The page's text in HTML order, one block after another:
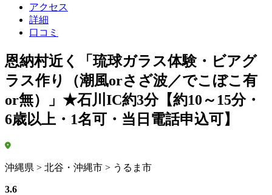
アクセス
詳細
口コミ
恩納村近く「琉球ガラス体験・ビアグ
ラス作り（潮風orさざ波／でこぼこ有
or無）」★石川IC約3分【約10～15分・
6歳以上・1名可・当日電話申込可】
沖縄県 > 北谷・沖縄市 > うるま市
3.6